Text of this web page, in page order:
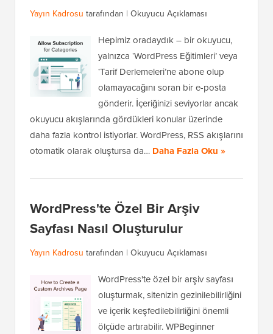
Yayın Kadrosu tarafından | Okuyucu Açıklaması
Hepimiz oradaydık – bir okuyucu,
yalnızca ‘WordPress Eğitimleri’ veya
‘Tarif Derlemeleri’ne abone olup
olamayacağını soran bir e-posta
gönderir. İçeriğinizi seviyorlar ancak
okuyucu akışlarında gördükleri konular üzerinde
daha fazla kontrol istiyorlar. WordPress, RSS akışlarını
otomatik olarak oluştursa da… Daha Fazla Oku »
WordPress'te Özel Bir Arşiv
Sayfası Nasıl Oluşturulur
Yayın Kadrosu tarafından | Okuyucu Açıklaması
WordPress'te özel bir arşiv sayfası
oluşturmak, sitenizin gezinilebilirliğini
ve içerik keşfedilebilirliğini önemli
ölçüde artırabilir. WPBeginner